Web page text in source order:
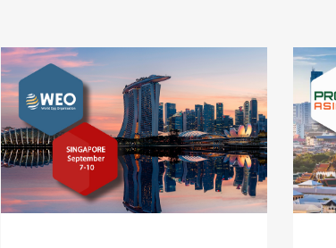
Pastorizzazione
prodotti
confezionati
Pastorizzazione
prodotti liquidi
Essiccatoi per
extension di capelli